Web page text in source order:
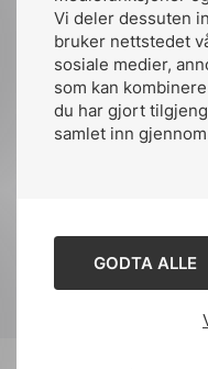
Vi deler dessuten
bruker nettstedet
sosiale medier,
som kan
du har gjort
samlet inn
GODTA ALLE
Ansatte
Kontakt